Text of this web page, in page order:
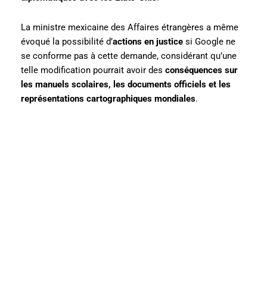
La ministre mexicaine des Affaires étrangères a même
évoqué la possibilité d’actions en justice si Google ne
se conforme pas à cette demande, considérant qu’une
telle modification pourrait avoir des conséquences sur
les manuels scolaires, les documents officiels et les
représentations cartographiques mondiales.